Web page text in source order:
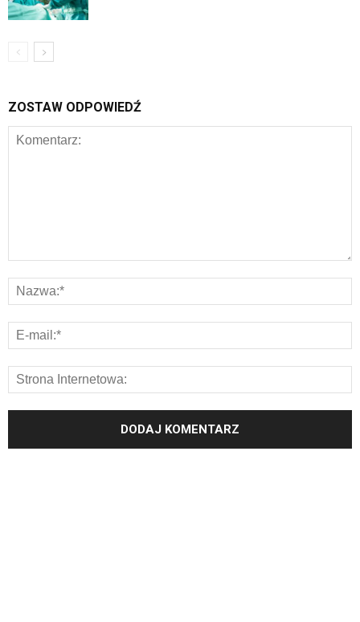
ZOSTAW ODPOWIEDŹ